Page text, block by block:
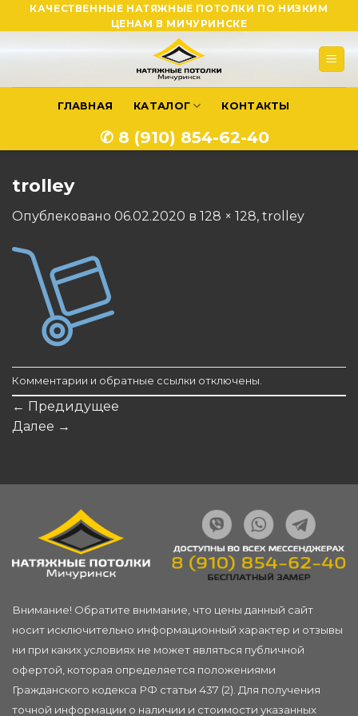
to
КАЧЕСТВЕННЫЕ НАТЯЖНЫЕ ПОТОЛКИ ПО НИЗКИМ
ЦЕНАМ В МИЧУРИНСКЕ
ГЛАВНАЯ КАТАЛОГ КОНТАКТЫ
✆ 8 (910) 854-62-40
trolley
Опублековано 06.02.2020 в 128 × 128, trolley
Комментарии и обратные ссылки отключены.
← Предидущее
Далее →
Внимание! Обратите внимание, что цены данный сайт
носит исключительно информационный характер и отзывы
ни при каких условиях не может являться публичной
офертой, которая определяется положениями
Гражданского кодекса РФ статьи 437 (2). Для получения
точной информации о наличии и стоимости указанных